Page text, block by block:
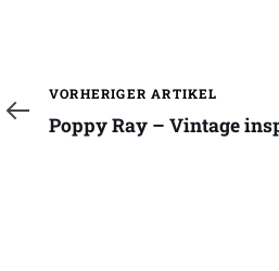
Vorheriger
Artikel
VORHERIGER ARTIKEL
Poppy Ray – Vintage